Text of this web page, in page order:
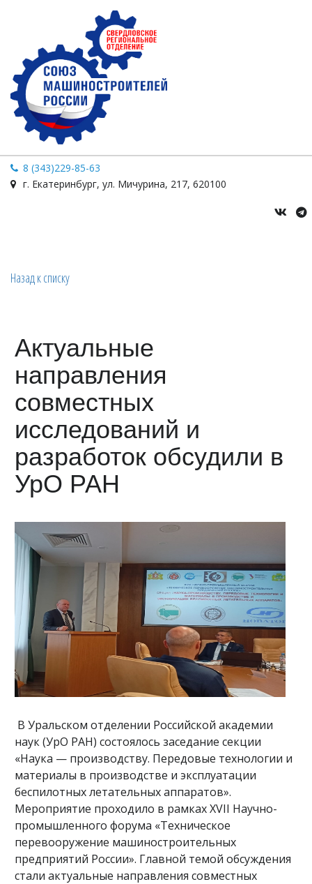
8 (343)229-85-63
г. Екатеринбург, ул. Мичурина, 217, 620100
Назад к списку
Актуальные
направления
совместных
исследований и
разработок обсудили в
УрО РАН
В Уральском отделении Российской академии
наук (УрО РАН) состоялось заседание секции
«Наука — производству. Передовые технологии и
материалы в производстве и эксплуатации
беспилотных летательных аппаратов».
Мероприятие проходило в рамках XVII Научно-
промышленного форума «Техническое
перевооружение машиностроительных
предприятий России». Главной темой обсуждения
стали актуальные направления совместных